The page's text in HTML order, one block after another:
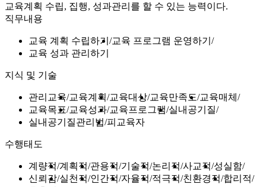
교육계획 수립, 집행, 성과관리를 할 수 있는 능력이다.
직무내용
교육 계획 수립하기
교육 프로그램 운영하기
교육 성과 관리하기
지식 및 기술
관리교육 교육계획 교육대상 교육만족도 교육매체
교육목표 교육성과 교육프로그램 실내공기질
실내공기질관리법 피교육자
수행태도
계량적 계획적 관용적 기술적 논리적 사교적 성실함
신뢰감 실천적 인간적 자율적 적극적 친환경적 합리적